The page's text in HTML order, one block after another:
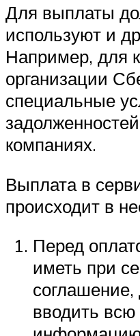
Для выплаты
используют и
Например, для
организации
специальные
компаниях.
Выплата в
происходит в
Перед
иметь при
соглашение,
вводить